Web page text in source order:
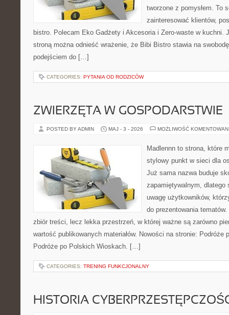
tworzone z pomysłem. To
zainteresować klientów,
bistro. Polecam Eko Gadżety i Akcesoria i Zero-waste w kuchni.
stroną można odnieść wrażenie, że Bibi Bistro stawia na
podejściem do […]
CATEGORIES: PYTANIA OD RODZICÓW
ZWIERZĘTA W GOSPODARSTWIE
POSTED BY ADMIN MAJ - 3 - 2026 MOŻLIWOŚĆ
Madlennn to strona, które
stylowy punkt w sieci dla
Już sama nazwa buduje
zapamiętywalnym, dlatego
uwagę użytkowników,
do prezentowania
zbiór treści, lecz lekka przestrzeń, w której ważne są zarówno
wartość publikowanych materiałów. Nowości na stronie: Podróże
Podróże po Polskich Wioskach. […]
CATEGORIES: TRENING FUNKCJONALNY
HISTORIA